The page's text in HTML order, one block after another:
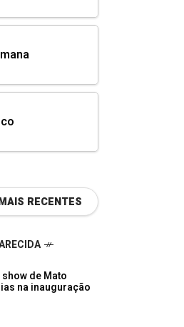
RECENTES
de Mato
na inauguração